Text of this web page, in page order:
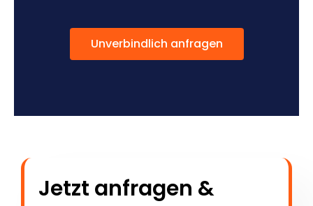
Unverbindlich anfragen
Jetzt anfragen &